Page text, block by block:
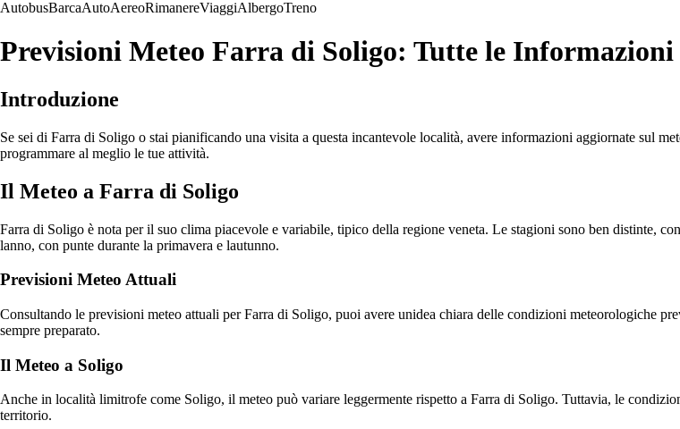
AutobusBarcaAutoAereoRimanereViaggiAlbergoTreno
Previsioni Meteo Farra di Soligo: Tutte le
Introduzione
Se sei di Farra di Soligo o stai pianificando una visita a questa incantevole località, avere informazioni aggiornate sul
programmare al meglio le tue attività.
Il Meteo a Farra di Soligo
Farra di Soligo è nota per il suo clima piacevole e variabile, tipico della regione veneta. Le stagioni sono ben distinte,
lanno, con punte durante la primavera e lautunno.
Previsioni Meteo Attuali
Consultando le previsioni meteo attuali per Farra di Soligo, puoi avere unidea chiara delle condizioni meteorologiche
sempre preparato.
Il Meteo a Soligo
Anche in località limitrofe come Soligo, il meteo può variare leggermente rispetto a Farra di Soligo. Tuttavia, le
territorio.